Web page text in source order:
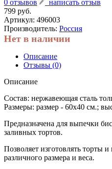
0 отзывов
написать отзыв
799 руб.
Артикул: 496003
Производитель: Россия
Нет в наличии
Описание
Отзывы (0)
Описание
Состав: нержавеющая сталь
Размеры: размер - 60х40 см.;
Предназначена для выпечки
заливных тортов.
Позволяет изготовлять торты
различного размера и веса.